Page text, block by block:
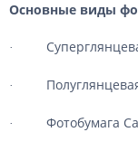
Основные виды
·
·
· Фотобумага